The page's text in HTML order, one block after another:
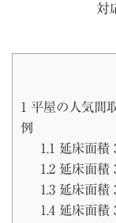
対
1 平屋の人気間
例
1.1 延床面積
1.2延床面積
1.3延床面積
1.4延床面積